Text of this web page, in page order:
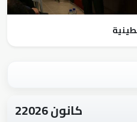
كانون 22026